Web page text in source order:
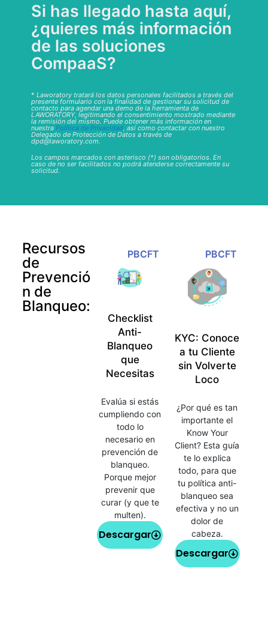
Si has llegado hasta aquí,
¿quieres más información
de las soluciones
CompaaS?
* Laworatory tratará los datos personales facilitados a través del
presente formulario con la finalidad de gestionar su solicitud de
contacto para agendar una demo de la herramienta de
LAWORATORY, legitimando el consentimiento mostrado mediante
la remisión del mismo. Puede obtener más información en
nuestra Política de Privacidad, así como contactar con nuestro
Delegado de Protección de Datos a través de
dpd@laworatory.com.
Los campos marcados con asterisco (*) son obligatorios. En
caso de no ser facilitados no podrá atenderse correctamente su
solicitud.
Recursos
de
Prevenció
n de
Blanqueo:
PBCFT
Checklist
Anti-
Blanqueo
que
Necesitas
Evalúa si estás
cumpliendo con
todo lo
necesario en
prevención de
blanqueo.
Porque mejor
prevenir que
curar (y que te
multen).
Descargar
PBCFT
KYC: Conoce
a tu Cliente
sin Volverte
Loco
¿Por qué es tan
importante el
Know Your
Client? Esta guía
te lo explica
todo, para que
tu política anti-
blanqueo sea
efectiva y no un
dolor de
cabeza.
Descargar